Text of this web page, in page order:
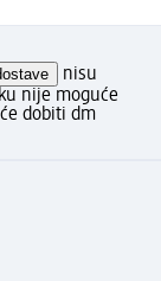
nisu
nije moguće
dobiti dm